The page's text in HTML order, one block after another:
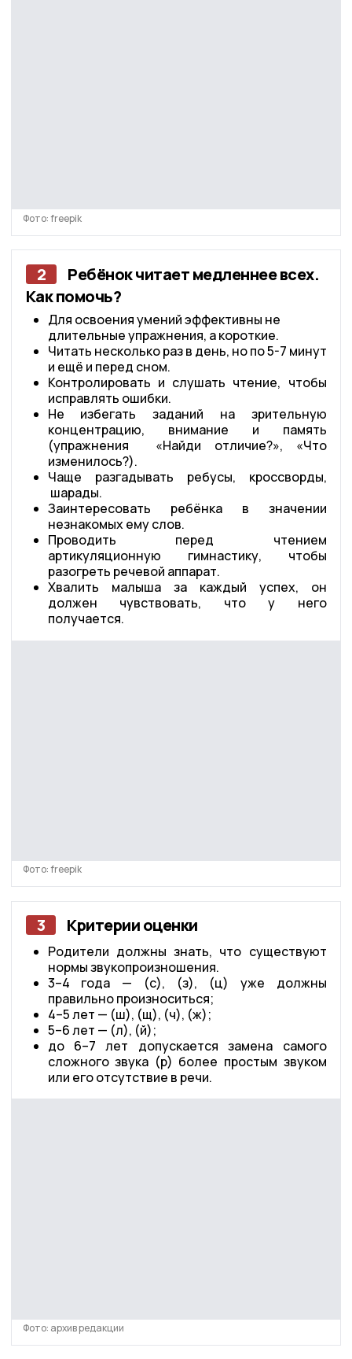
Фото: freepik
2
Ребёнок читает медленнее всех.
Как помочь?
Для освоения умений эффективны не
длительные упражнения, а короткие.
Читать несколько раз в день, но по 5-7 минут
и ещё и перед сном.
Контролировать и слушать чтение, чтобы
исправлять ошибки.
Не избегать заданий на зрительную
концентрацию, внимание и память
(упражнения «Найди отличие?», «Что
изменилось?).
Чаще разгадывать ребусы, кроссворды,
шарады.
Заинтересовать ребёнка в значении
незнакомых ему слов.
Проводить перед чтением
артикуляционную гимнастику, чтобы
разогреть речевой аппарат.
Хвалить малыша за каждый успех, он
должен чувствовать, что у него
получается.
Фото: freepik
3 Критерии оценки
Родители должны знать, что существуют
нормы звукопроизношения.
3–4 года — (с), (з), (ц) уже должны
правильно произноситься;
4–5 лет — (ш), (щ), (ч), (ж);
5–6 лет — (л), (й);
до 6–7 лет допускается замена самого
сложного звука (р) более простым звуком
или его отсутствие в речи.
Фото: архив редакции